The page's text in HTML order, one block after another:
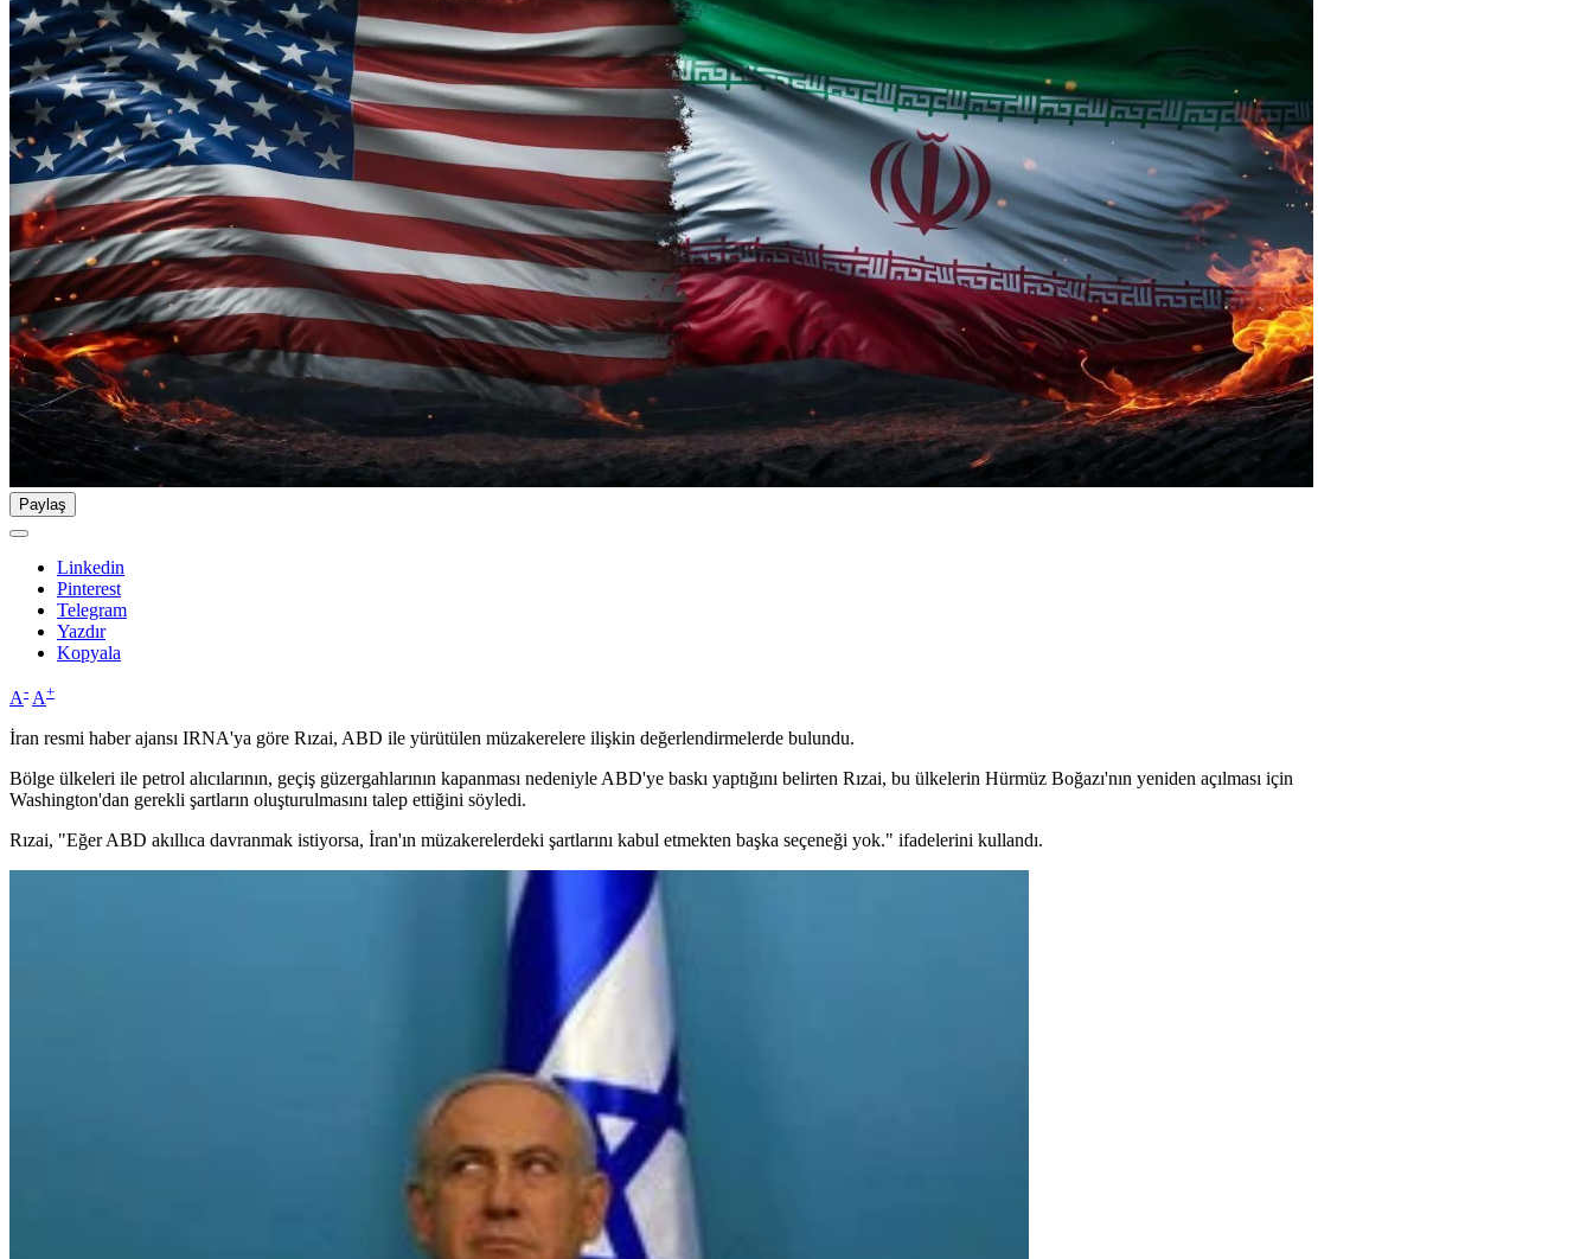
Paylaş
Linkedin
Pinterest
Telegram
Yazdır
Kopyala
A- A+
İran resmi haber ajansı IRNA'ya göre Rızai, ABD ile yürütülen müzakerelere ilişkin değerlendirmelerde bulundu.
Bölge ülkeleri ile petrol alıcılarının, geçiş güzergahlarının kapanması nedeniyle ABD'ye baskı yaptığını belirten Rızai, bu ülkelerin Hürmüz Boğazı'nın yeniden açılması için
Washington'dan gerekli şartların oluşturulmasını talep ettiğini söyledi.
Rızai, "Eğer ABD akıllıca davranmak istiyorsa, İran'ın müzakerelerdeki şartlarını kabul etmekten başka seçeneği yok." ifadelerini kullandı.